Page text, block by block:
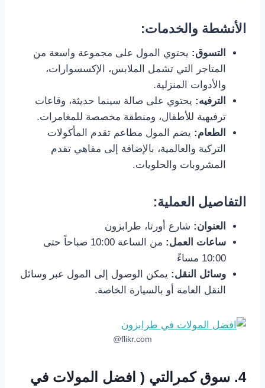
الأنشطة والخدمات:
التسوق: يحتوي المول على مجموعة واسعة من
المتاجر التي تشمل الملابس، الإكسسوارات،
والأدوات المنزلية.
الترفيه: يحتوي على صالة سينما حديثة، وقاعات
ترفيهية للأطفال، ومنطقة مخصصة للمغامرات.
الطعام: يضم المول مطاعم تقدم المأكولات
التركية والعالمية، بالإضافة إلى مقاهي تقدم
المشروبات والحلويات.
التفاصيل العملية:
العنوان: شارع أورتا، طرابزون
ساعات العمل:
من الساعة 10:00 صباحاً حتى
10:00 مساءً
وسائل النقل: يمكن الوصول إلى المول عبر وسائل
النقل العامة أو بالسيارة الخاصة.
flikr.com@
4. س
وق كمرالتي ( افضل المولات في